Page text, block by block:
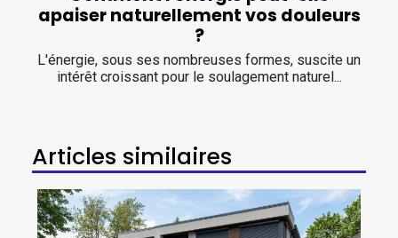
apaiser naturellement vos douleurs
?
L'énergie, sous ses nombreuses formes, suscite un
intérêt croissant pour le soulagement naturel...
Articles similaires